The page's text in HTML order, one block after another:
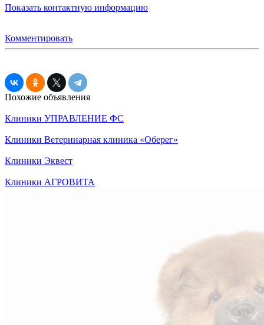
Показать контактную информацию
Комментировать
Похожие объявления
Клиники УПРАВЛЕНИЕ ФС
Клиники Ветеринарная клиника «Оберег»
Клиники Эквест
Клиники АГРОВИТА